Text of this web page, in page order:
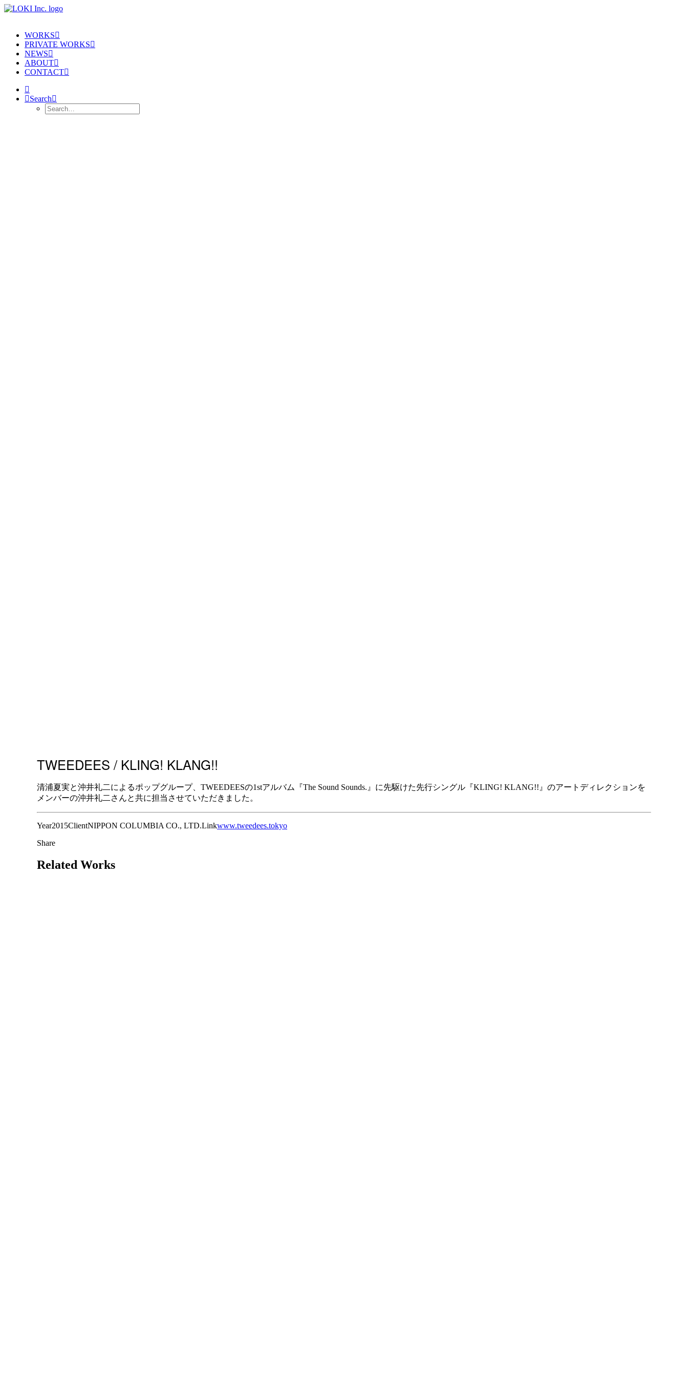
WORKS
PRIVATE WORKS
NEWS
ABOUT
CONTACT
Search
TWEEDEES / KLING! KLANG!!
清浦夏実と沖井礼二によるポップグループ、TWEEDEESの1stアルバム『The Sound Sounds.』に先駆けた先行シングル『KLING! KLANG!!』のアートディレクションを
メンバーの沖井礼二さんと共に担当させていただきました。
Year2015ClientNIPPON COLUMBIA CO., LTD.Linkwww.tweedees.tokyo
Share
Related Works